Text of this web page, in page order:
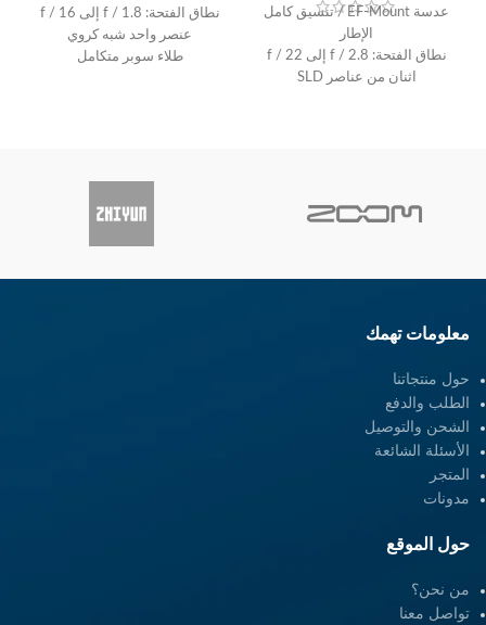
عدسة EF-Mount / تنسيق كامل
الإطار
نطاق الفتحة: f / 2.8 إلى f / 22
اثنان من عناصر SLD
نطاق الفتحة: f / 1.8 إلى f / 16
عنصر واحد شبه كروي
طلاء سوبر متكامل
معلومات تهمك
حول منتجاتنا
الطلب والدفع
الشحن والتوصيل
الأسئلة الشائعة
المتجر
مدونات
حول الموقع
من نحن؟
تواصل معنا